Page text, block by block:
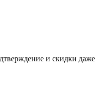
и скидки даже